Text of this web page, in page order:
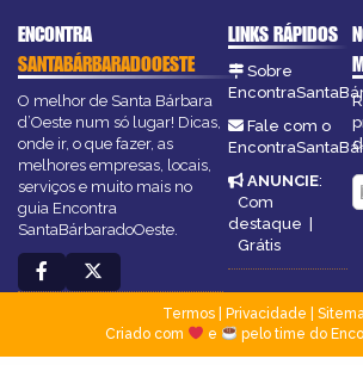
ENCONTRA
SANTABÁRBARADOOESTE
O melhor de Santa Bárbara
d’Oeste num só lugar! Dicas,
onde ir, o que fazer, as
melhores empresas, locais,
serviços e muito mais no
guia Encontra
SantaBárbaradoOeste.
LINKS RÁPIDOS
Sobre
Fale com o
ANUNCIE:
Com
destaque |
Grátis
Termos| Privacidade
Criado com
e pelo time do